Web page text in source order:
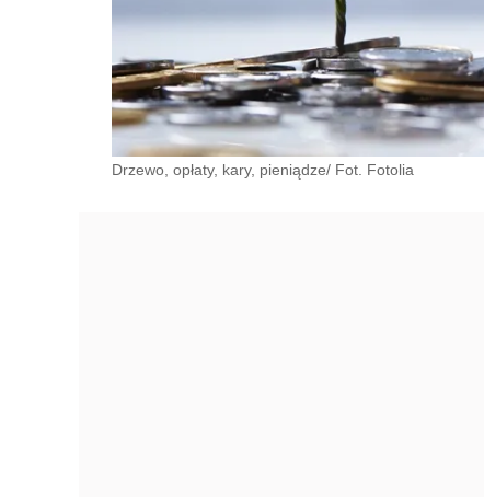
Drzewo, opłaty, kary, pieniądze/ Fot. Fotolia